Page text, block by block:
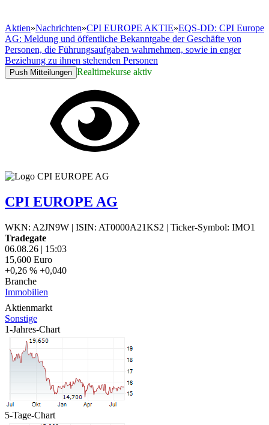
Aktien»Nachrichten»CPI EUROPE AKTIE»EQS-DD: CPI Europe
AG: Meldung und öffentliche Bekanntgabe der Geschäfte von
Personen, die Führungsaufgaben wahrnehmen, sowie in enger
Beziehung zu ihnen stehenden Personen
Push Mitteilungen Realtimekurse aktiv
CPI EUROPE AG
WKN: A2JN9W | ISIN: AT0000A21KS2 | Ticker-Symbol: IMO1
Tradegate
06.08.26 | 15:03
15,600 Euro
+0,26 % +0,040
Branche
Immobilien
Aktienmarkt
Sonstige
1-Jahres-Chart
5-Tage-Chart